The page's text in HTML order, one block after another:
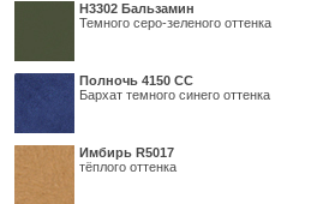
Н3302 Бальзамин
Темного серо-зеленого оттенка
Полночь 4150 СС
Бархат темного синего оттенка
Имбирь R5017
тёплого оттенка